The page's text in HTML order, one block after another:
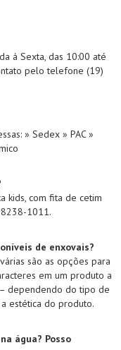
á Sexta, das 10:00 até
pelo telefone (19)
» Sedex » PAC »
kids, com fita de cetim
1011.
de enxovais?
são as opções para
em um produto a
dependendo do tipo de
estética do produto.
água? Posso